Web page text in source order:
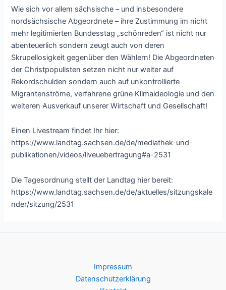
Wie sich vor allem sächsische – und insbesondere
nordsächsische Abgeordnete – ihre Zustimmung im nicht
mehr legitimierten Bundesstag „schönreden“ ist nicht nur
abenteuerlich sondern zeugt auch von deren
Skrupellosigkeit gegenüber den Wählern! Die Abgeordneten
der Christpopulisten setzen nicht nur weiter auf
Rekordschulden sondern auch auf unkontrollierte
Migrantenströme, verfahrene grüne Klimaideologie und den
weiteren Ausverkauf unserer Wirtschaft und Gesellschaft!
Einen Livestream findet Ihr hier:
https://www.landtag.sachsen.de/de/mediathek-und-
publikationen/videos/liveuebertragung#a-2531
Die Tagesordnung stellt der Landtag hier bereit:
https://www.landtag.sachsen.de/de/aktuelles/sitzungskale
nder/sitzung/2531
Impressum
Datenschutzerklärung